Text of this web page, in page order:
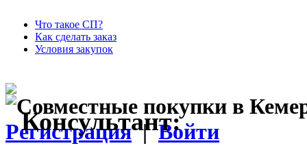
Что такое СП?
Как сделать заказ
Условия закупок
Консультант:
Регистрация|Войти